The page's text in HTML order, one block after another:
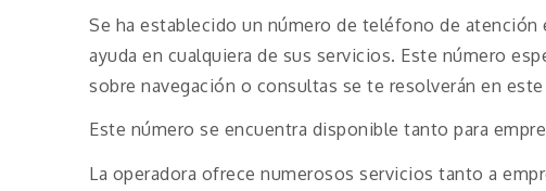
Se ha establecido un número de teléfono de
ayuda en cualquiera de sus servicios. Este número
sobre navegación o consultas se te resolverán en
Este número se encuentra disponible tanto para
La operadora ofrece numerosos servicios tanto a